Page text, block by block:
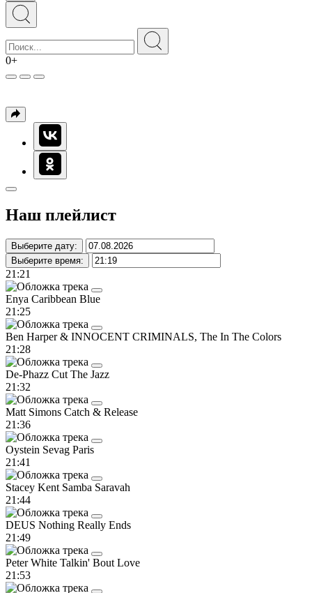
0+
Наш плейлист
Выберите дату:
Выберите время:
21:21
Enya Caribbean Blue
21:25
Ben Harper & INNOCENT CRIMINALS, The In The Colors
21:28
De-Phazz Cut The Jazz
21:32
Matt Simons Catch & Release
21:36
Oystein Sevag Paris
21:41
Stacey Kent Samba Saravah
21:44
DEUS Nothing Really Ends
21:49
Peter White Talkin' Bout Love
21:53